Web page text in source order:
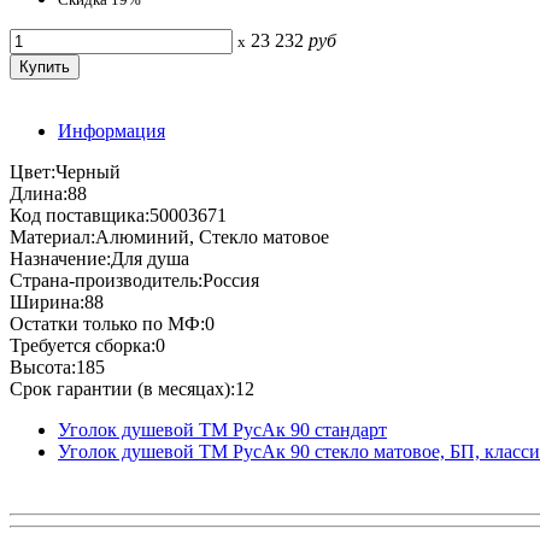
x 23 232 руб
Информация
Цвет:Черный
Длина:88
Код поставщика:50003671
Материал:Алюминий, Стекло матовое
Назначение:Для душа
Страна-производитель:Россия
Ширина:88
Остатки только по МФ:0
Требуется сборка:0
Высота:185
Срок гарантии (в месяцах):12
Уголок душевой ТМ РусАк 90 стандарт
Уголок душевой ТМ РусАк 90 стекло матовое, БП,